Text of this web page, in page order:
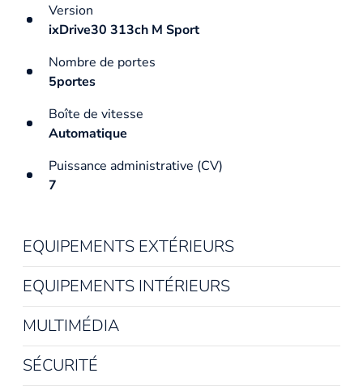
Version
ixDrive30 313ch M Sport
Nombre de portes
5portes
Boîte de vitesse
Automatique
Puissance administrative (CV)
7
EQUIPEMENTS EXTÉRIEURS
EQUIPEMENTS INTÉRIEURS
MULTIMÉDIA
SÉCURITÉ